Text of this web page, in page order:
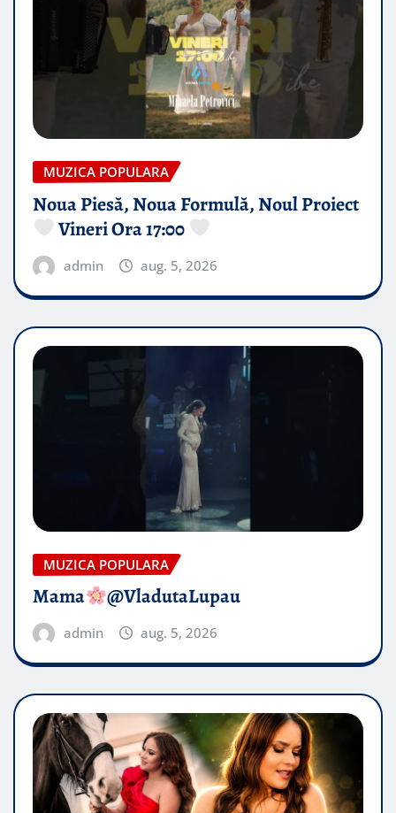
MUZICA POPULARA
Noua Piesă, Noua Formulă, Noul Proiect
Vineri Ora 17:00
admin aug. 5, 2026
MUZICA POPULARA
Mama @VladutaLupau
admin aug. 5, 2026